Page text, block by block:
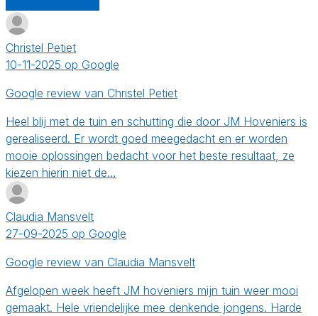
Christel Petiet
10-11-2025 op Google
Google review van Christel Petiet
Heel blij met de tuin en schutting die door JM Hoveniers is
gerealiseerd. Er wordt goed meegedacht en er worden
mooie oplossingen bedacht voor het beste resultaat, ze
kiezen hierin niet de…
Claudia Mansvelt
27-09-2025 op Google
Google review van Claudia Mansvelt
Afgelopen week heeft JM hoveniers mijn tuin weer mooi
gemaakt. Hele vriendelijke mee denkende jongens. Harde